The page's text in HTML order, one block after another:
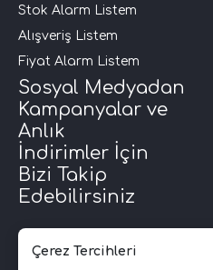
Stok Alarm Listem
Alışveriş Listem
Fiyat Alarm Listem
Sosyal Medyadan
Kampanyalar ve
Anlık
İndirimler İçin
Bizi Takip
Edebilirsiniz
Çerez Tercihleri